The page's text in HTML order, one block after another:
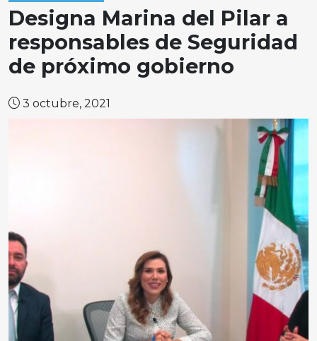
Designa Marina del Pilar a
responsables de Seguridad
de próximo gobierno
3 octubre, 2021